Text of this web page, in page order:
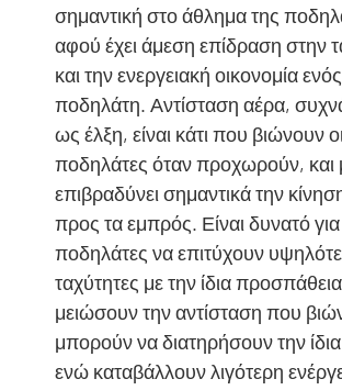
σημαντική στο άθλημα της
αφού έχει άμεση επίδραση στην
και την ενεργειακή οικονομία ενός
ποδηλάτη. Αντίσταση αέρα,
ως έλξη, είναι κάτι που βιώνουν οι
ποδηλάτες όταν προχωρούν, και
επιβραδύνει σημαντικά την
προς τα εμπρός. Είναι δυνατό
ποδηλάτες να επιτύχουν
ταχύτητες με την ίδια
μειώσουν την αντίσταση που
μπορούν να διατηρήσουν την
ενώ καταβάλλουν λιγότερη